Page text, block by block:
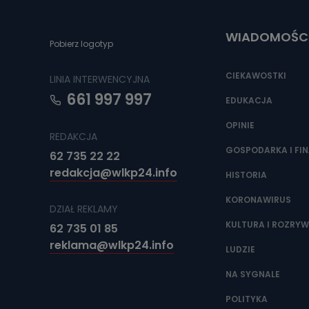
Jakie
Państwa (lub
źródeł
oraz partnerzy
Jak
Można to
Pobierz logotyp
LINIA INTERWENCYJNA
661 997 997
REDAKCJA
62 735 22 22
redakcja@wlkp24.info
DZIAŁ REKLAMY
62 735 01 85
reklama@wlkp24.info
CIEKAWOSTKI
EDUKACJA
OPINIE
GOSPODARKA I
HISTORIA
KORONAWIRUS
KULTURA I
LUDZIE
NA SYGNALE
POLITYKA